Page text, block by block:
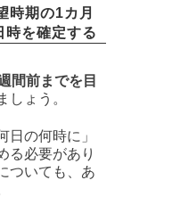
時期の1カ月
時を確定する
間前までを目
しょう。
日の何時に」
る必要があり
ついても、あ